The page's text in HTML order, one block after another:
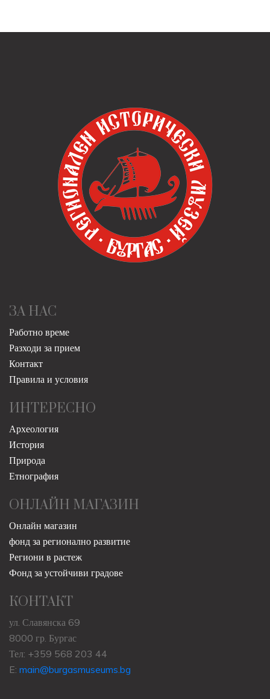
ЗА НАС
Работно време
Разходи за прием
Контакт
Правила и условия
ИНТЕРЕСНО
Археология
История
Природа
Етнография
ОНЛАЙН МАГАЗИН
Онлайн магазин
фонд за регионално развитие
Региони в растеж
Фонд за устойчиви градове
КОНТАКТ
ул. Славянска 69
8000 гр. Бургас
Тел: +359 568 203 44
E: main@burgasmuseums.bg